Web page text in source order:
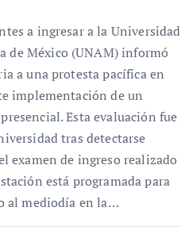
a ingresar a la Universidad
de México (UNAM) informó
a una protesta pacífica en
implementación de un
Esta evaluación fue
tras detectarse
examen de ingreso realizado
está programada para
al mediodía en la…